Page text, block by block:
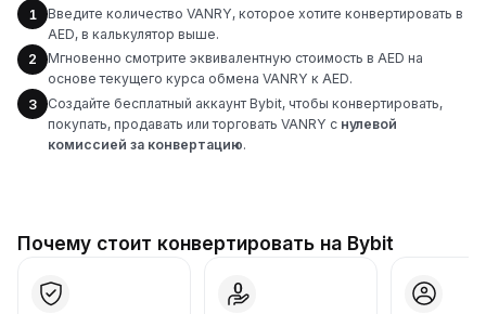
1
Введите количество VANRY, которое хотите конвертировать в
AED, в калькулятор выше.
2
Мгновенно смотрите эквивалентную стоимость в AED на
основе текущего курса обмена VANRY к AED.
3
Создайте бесплатный аккаунт Bybit, чтобы конвертировать,
покупать, продавать или торговать VANRY с нулевой
комиссией за конвертацию.
Почему стоит конвертировать на Bybit